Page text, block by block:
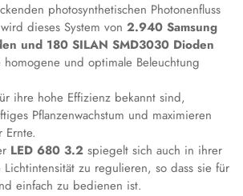
photosynthetischen Photonenfluss
wird dieses System von 2.940 Samsung
und 180 SILAN SMD3030 Dioden
und optimale Beleuchtung
ihre hohe Effizienz bekannt sind,
Pflanzenwachstum und maximieren
LED 680 3.2 spiegelt sich auch in ihrer
zu regulieren, so dass sie für
einfach zu bedienen ist.